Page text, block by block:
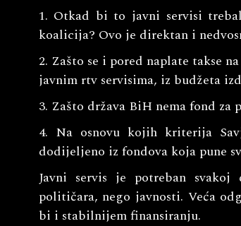
1. Otkad bi to javni servisi
koalicija? Ovo je direktan i
2. Zašto se i pored naplate takse
javnim rtv servisima, iz budžeta
3. Zašto država BiH nema fond
4. Na osnovu kojih kriterija
dodijeljeno iz fondova koja pune
Javni servis je potreban
političara, nego javnosti. Veća
bi i stabilnijem finansiranju.